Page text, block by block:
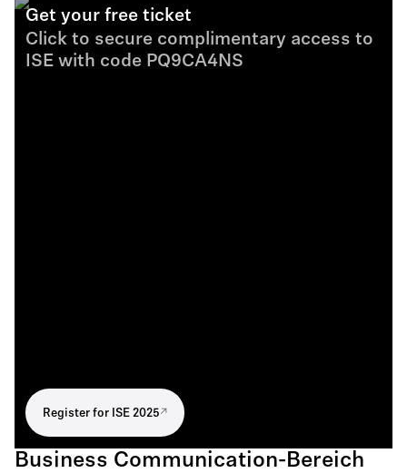
Get your free ticket
Click to secure complimentary access to
ISE with code PQ9CA4NS
Register for ISE 2025
Business Communication-Bereich